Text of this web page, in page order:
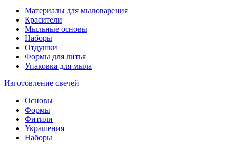
Материалы для мыловарения
Красители
Мыльные основы
Наборы
Отдушки
Формы для литья
Упаковка для мыла
Изготовление свечей
Основы
Формы
Фитили
Украшения
Наборы